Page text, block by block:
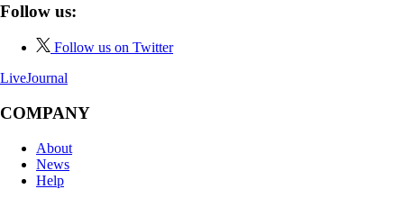
Follow us:
Follow us on Twitter
LiveJournal
COMPANY
About
News
Help